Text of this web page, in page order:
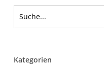
Kategorien